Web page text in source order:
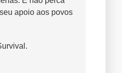
apoio aos povos